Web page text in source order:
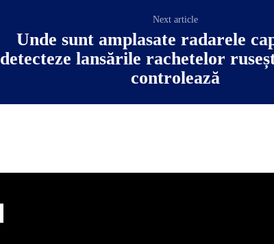
Next article
Unde sunt amplasate radarele
detecteze lansările rachetelor
controlează